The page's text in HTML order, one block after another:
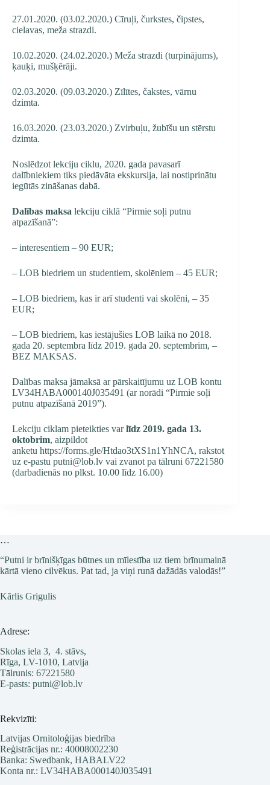
27.01.2020. (03.02.2020.) Cīruļi, čurkstes, čipstes,
cielavas, meža strazdi.
10.02.2020. (24.02.2020.) Meža strazdi (turpinājums),
ķauķi, mušķērāji.
02.03.2020. (09.03.2020.) Zīlītes, čakstes, vārnu
dzimta.
16.03.2020. (23.03.2020.) Zvirbuļu, žubīšu un stērstu
dzimta.
Noslēdzot lekciju ciklu, 2020. gada pavasarī
dalībniekiem tiks piedāvāta ekskursija, lai nostiprinātu
iegūtās zināšanas dabā.
Dalības maksa lekciju ciklā “Pirmie soļi putnu
atpazīšanā”:
– interesentiem – 90 EUR;
– LOB biedriem un studentiem, skolēniem – 45 EUR;
– LOB biedriem, kas ir arī studenti vai skolēni, – 35
EUR;
– LOB biedriem, kas iestājušies LOB laikā no 2018.
gada 20. septembra līdz 2019. gada 20. septembrim, –
BEZ MAKSAS.
Dalības maksa jāmaksā ar pārskaitījumu uz LOB kontu
LV34HABA000140J035491 (ar norādi “Pirmie soļi
putnu atpazīšanā 2019”).
Lekciju ciklam pieteikties varlīdz 2019. gada 13.
oktobrim, aizpildot
anketu https://forms.gle/Htdao3tXS1n1YhNCA, rakstot
uz e-pastu putni@lob.lv vai zvanot pa tālruni 67221580
(darbadienās no plkst. 10.00 līdz 16.00)
…
“Putni ir brīnišķīgas būtnes un mīlestība uz tiem brīnumainā
kārtā vieno cilvēkus. Pat tad, ja viņi runā dažādās valodās!”
Kārlis Grigulis
Adrese:
Skolas iela 3, 4. stāvs,
Rīga, LV-1010, Latvija
Tālrunis: 67221580
E-pasts: putni@lob.lv
Rekvizīti:
Latvijas Ornitoloģijas biedrība
Reģistrācijas nr.: 40008002230
Banka: Swedbank, HABALV22
Konta nr.: LV34HABA000140J035491